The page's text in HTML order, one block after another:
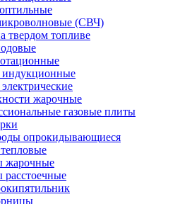
(СВЧ)
твердом топливе
жарочные
газовые плиты
опрокидывающиеся